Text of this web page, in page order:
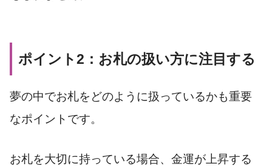
ポイント2：お札の扱い方に注目する
夢の中でお札をどのように扱っているかも重要
なポイントです。
お札を大切に持っている場合、金運が上昇する